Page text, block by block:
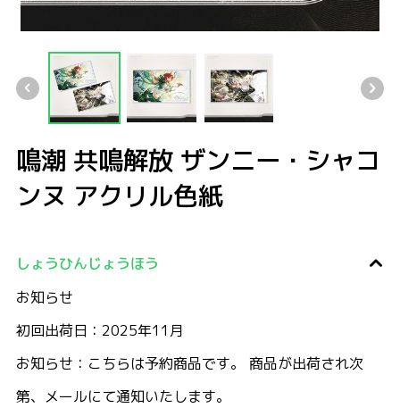
鳴潮 共鳴解放 ザンニー・シャコ
ンヌ アクリル色紙
しょうひんじょうほう
お知らせ
初回出荷日：2025年11月
お知らせ：こちらは予約商品です。 商品が出荷され次
第、メールにて通知いたします。